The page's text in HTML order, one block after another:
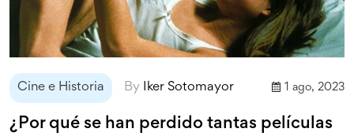
Cine e Historia By Iker Sotomayor 1 ago, 2023
¿Por qué se han perdido tantas películas